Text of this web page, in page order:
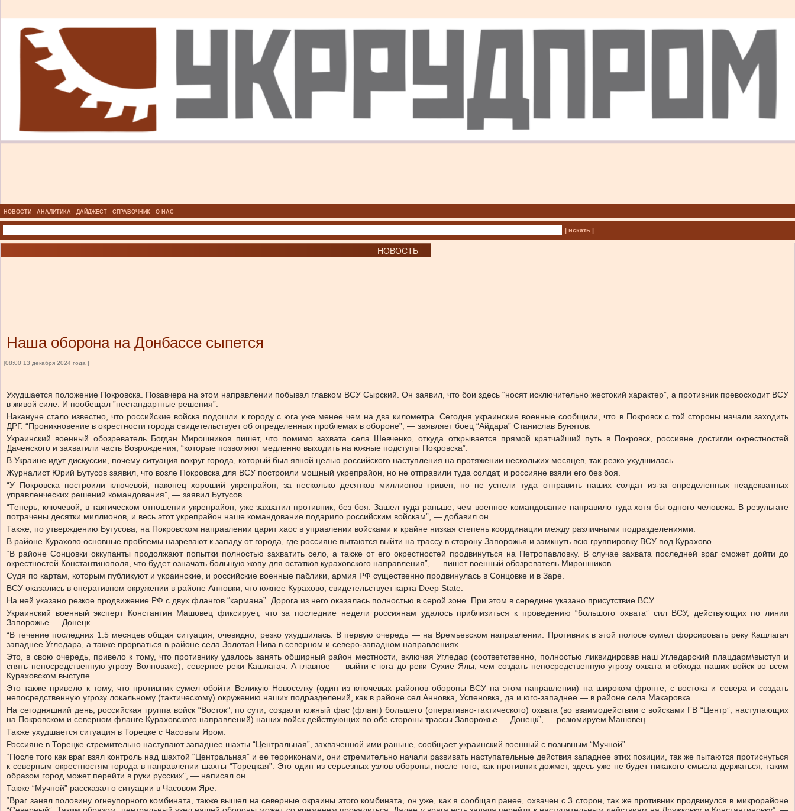
НОВОСТИ АНАЛИТИКА ДАЙДЖЕСТ СПРАВОЧНИК О НАС
| искать |
НОВОСТЬ
Наша оборона на Донбассе сыпется
[08:00 13 декабря 2024 года ]
Ухудшается положение Покровска. Позавчера на этом направлении побывал главком ВСУ Сырский. Он заявил, что бои здесь “носят исключительно жестокий характер”, а противник превосходит ВСУ
в живой силе. И пообещал ”нестандартные решения”.
Накануне стало известно, что российские войска подошли к городу с юга уже менее чем на два километра. Сегодня украинские военные сообщили, что в Покровск с той стороны начали заходить
ДРГ. “Проникновение в окрестности города свидетельствует об определенных проблемах в обороне”, — заявляет боец “Айдара” Станислав Бунятов.
Украинский военный обозреватель Богдан Мирошников пишет, что помимо захвата села Шевченко, откуда открывается прямой кратчайший путь в Покровск, россияне достигли окрестностей
Даченского и захватили часть Возрождения, “которые позволяют медленно выходить на южные подступы Покровска”.
В Украине идут дискуссии, почему ситуация вокруг города, который был явной целью российского наступления на протяжении нескольких месяцев, так резко ухудшилась.
Журналист Юрий Бутусов заявил, что возле Покровска для ВСУ построили мощный укрепрайон, но не отправили туда солдат, и россияне взяли его без боя.
“У Покровска построили ключевой, наконец хороший укрепрайон, за несколько десятков миллионов гривен, но не успели туда отправить наших солдат из-за определенных неадекватных
управленческих решений командования”, — заявил Бутусов.
“Теперь, ключевой, в тактическом отношении укрепрайон, уже захватил противник, без боя. Зашел туда раньше, чем военное командование направило туда хотя бы одного человека. В результате
потрачены десятки миллионов, и весь этот укрепрайон наше командование подарило российским войскам”, — добавил он.
Также, по утверждению Бутусова, на Покровском направлении царит хаос в управлении войсками и крайне низкая степень координации между различными подразделениями.
В районе Курахово основные проблемы назревают к западу от города, где россияне пытаются выйти на трассу в сторону Запорожья и замкнуть всю группировку ВСУ под Курахово.
“В районе Сонцовки оккупанты продолжают попытки полностью захватить село, а также от его окрестностей продвинуться на Петропавловку. В случае захвата последней враг сможет дойти до
окрестностей Константинополя, что будет означать большую жопу для остатков кураховского направления”, — пишет военный обозреватель Мирошников.
Судя по картам, которым публикуют и украинские, и российские военные паблики, армия РФ существенно продвинулась в Сонцовке и в Заре.
ВСУ оказались в оперативном окружении в районе Анновки, что южнее Курахово, свидетельствует карта Deep State.
На ней указано резкое продвижение РФ с двух флангов “кармана”. Дорога из него оказалась полностью в серой зоне. При этом в середине указано присутствие ВСУ.
Украинский военный эксперт Константин Машовец фиксирует, что за последние недели россиянам удалось приблизиться к проведению “большого охвата” сил ВСУ, действующих по линии
Запорожье — Донецк.
“В течение последних 1.5 месяцев общая ситуация, очевидно, резко ухудшилась. В первую очередь — на Времьевском направлении. Противник в этой полосе сумел форсировать реку Кашлагач
западнее Угледара, а также прорваться в районе села Золотая Нива в северном и северо-западном направлениях.
Это, в свою очередь, привело к тому, что противнику удалось занять обширный район местности, включая Угледар (соответственно, полностью ликвидировав наш Угледарский плацдарм\выступ и
снять непосредственную угрозу Волновахе), севернее реки Кашлагач. А главное — выйти с юга до реки Сухие Ялы, чем создать непосредственную угрозу охвата и обхода наших войск во всем
Кураховском выступе.
Это также привело к тому, что противник сумел обойти Великую Новоселку (один из ключевых районов обороны ВСУ на этом направлении) на широком фронте, с востока и севера и создать
непосредственную угрозу локальному (тактическому) окружению наших подразделений, как в районе сел Анновка, Успеновка, да и юго-западнее — в районе села Макаровка.
На сегодняшний день, российская группа войск “Восток”, по сути, создали южный фас (фланг) большего (оперативно-тактического) охвата (во взаимодействии с войсками ГВ “Центр”, наступающих
на Покровском и северном фланге Кураховского направлений) наших войск действующих по обе стороны трассы Запорожье — Донецк”, — резюмируем Машовец.
Также ухудшается ситуация в Торецке с Часовым Яром.
Россияне в Торецке стремительно наступают западнее шахты “Центральная”, захваченной ими раньше, сообщает украинский военный с позывным “Мучной”.
“После того как враг взял контроль над шахтой “Центральная” и ее терриконами, они стремительно начали развивать наступательные действия западнее этих позиции, так же пытаются протиснуться
к северным окрестностям города в направлении шахты “Торецкая”. Это один из серьезных узлов обороны, после того, как противник дожмет, здесь уже не будет никакого смысла держаться, таким
образом город может перейти в руки русских”, — написал он.
Также “Мучной” рассказал о ситуации в Часовом Яре.
“Враг занял половину огнеупорного комбината, также вышел на северные окраины этого комбината, он уже, как я сообщал ранее, охвачен с 3 сторон, так же противник продвинулся в микрорайоне